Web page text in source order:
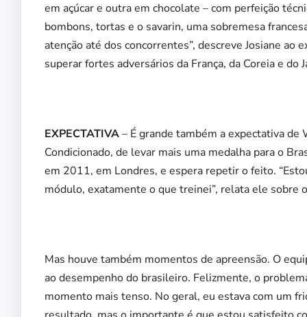
em açúcar e outra em chocolate – com perfeição
bombons, tortas e o savarin, uma sobremesa
atenção até dos concorrentes”, descreve Josiane
superar fortes adversários da França, da Coreia e do
EXPECTATIVA– É grande também a expectativa
Condicionado, de levar mais uma medalha para o
em 2011, em Londres, e espera repetir o feito.
módulo, exatamente o que treinei”, relata ele sobre
Mas houve também momentos de apreensão. O
ao desempenho do brasileiro. Felizmente, o
momento mais tenso. No geral, eu estava com um